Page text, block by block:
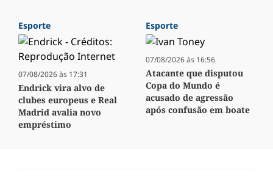
Esporte
07/08/2026 às 17:31
Endrick vira alvo de
clubes europeus e Real
Madrid avalia novo
empréstimo
Esporte
07/08/2026 às 16:56
Atacante que disputou
Copa do Mundo é
acusado de agressão
após confusão em boate